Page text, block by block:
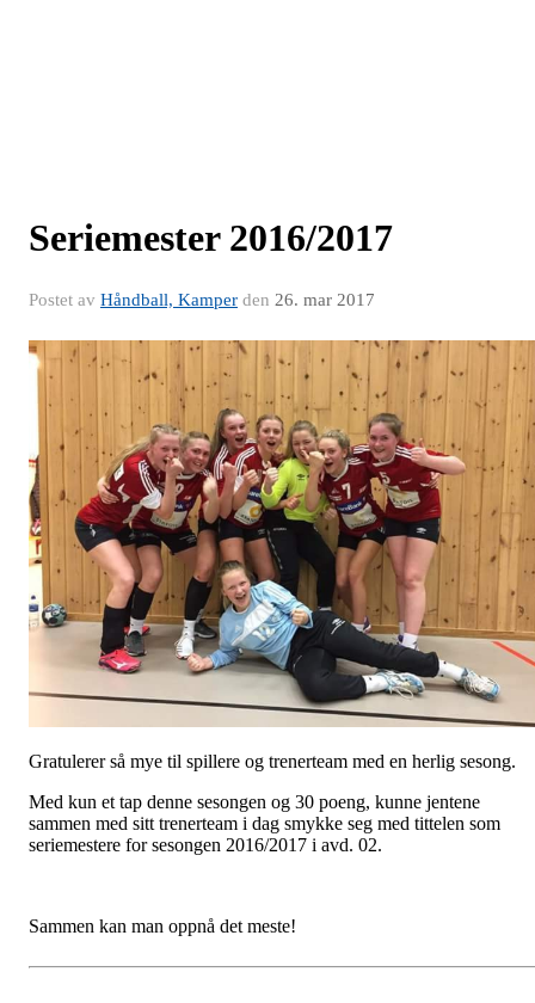
Seriemester 2016/2017
Postet av Håndball, Kamper den 26. mar 2017
Gratulerer så mye til spillere og trenerteam med en herlig sesong.
Med kun et tap denne sesongen og 30 poeng, kunne jentene
sammen med sitt trenerteam i dag smykke seg med tittelen som
seriemestere for sesongen 2016/2017 i avd. 02.
Sammen kan man oppnå det meste!